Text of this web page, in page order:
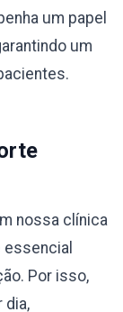
um papel
um
nossa clínica
Por isso,
dia,